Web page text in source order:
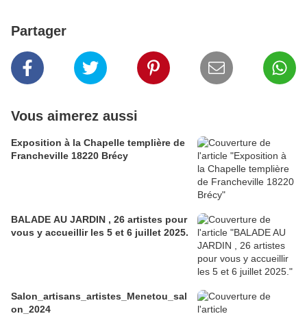
Partager
Vous aimerez aussi
Exposition à la Chapelle templière de
Francheville 18220 Brécy
BALADE AU JARDIN , 26 artistes pour
vous y accueillir les 5 et 6 juillet 2025.
Salon_artisans_artistes_Menetou_sal
on_2024